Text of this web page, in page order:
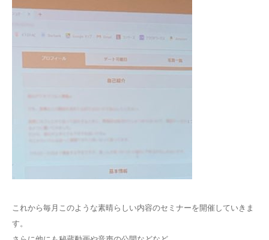
これから毎月このような素晴らしい内容のセミナーを開催していきま
す。